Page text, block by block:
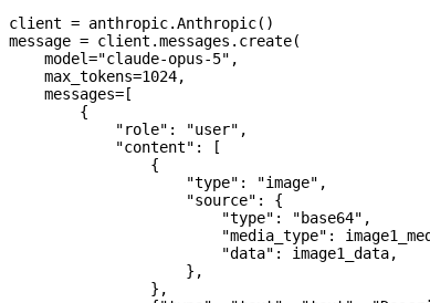
client = anthropic.Anthropic()
message = client.messages.create(
    model
="claude-opus-5" ,
    max_tokens
=1024,
    messages
= [
        {
            "role"
: "user" ,
            "content"
: [
                {
                    "type"
: "image" ,
                    "source"
: {
                        "type"
: "base64" ,
                        "media_type"
:
                        "data"
: image1_data,
                    },
                },